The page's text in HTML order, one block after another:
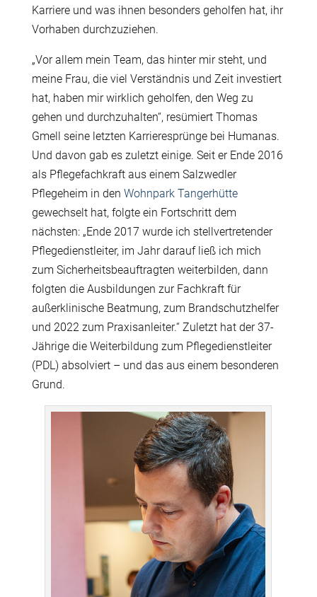
Karriere und was ihnen besonders geholfen hat, ihr
Vorhaben durchzuziehen.
„Vor allem mein Team, das hinter mir steht, und
meine Frau, die viel Verständnis und Zeit investiert
hat, haben mir wirklich geholfen, den Weg zu
gehen und durchzuhalten“, resümiert Thomas
Gmell seine letzten Karrieresprünge bei Humanas.
Und davon gab es zuletzt einige. Seit er Ende 2016
als Pflegefachkraft aus einem Salzwedler
Pflegeheim in den Wohnpark Tangerhütte
gewechselt hat, folgte ein Fortschritt dem
nächsten: „Ende 2017 wurde ich stellvertretender
Pflegedienstleiter, im Jahr darauf ließ ich mich
zum Sicherheitsbeauftragten weiterbilden, dann
folgten die Ausbildungen zur Fachkraft für
außerklinische Beatmung, zum Brandschutzhelfer
und 2022 zum Praxisanleiter.“ Zuletzt hat der 37-
Jährige die Weiterbildung zum Pflegedienstleiter
(PDL) absolviert – und das aus einem besonderen
Grund.